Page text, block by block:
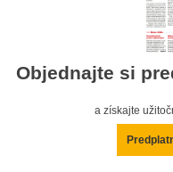
Objednajte si
a získajte